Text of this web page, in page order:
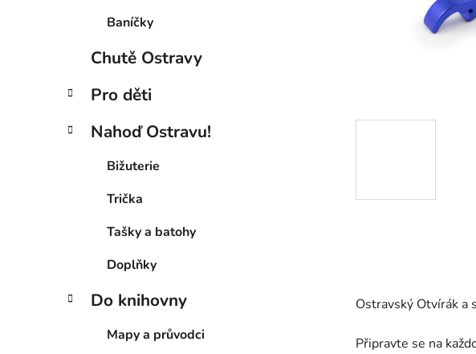
a
e
Baníčky
Chutě Ostravy
Pro děti
Nahoď Ostravu!
Bižuterie
Trička
Tašky a batohy
Doplňky
Do knihovny
Mapy a průvodci
Ostravský Otvírák a
Připravte se na